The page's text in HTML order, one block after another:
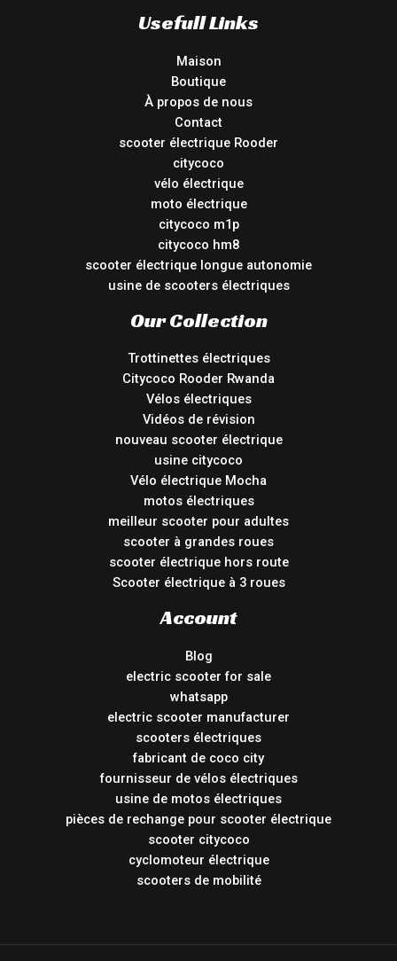
Usefull Links
Maison
Boutique
À propos de nous
Contact
scooter électrique Rooder
citycoco
vélo électrique
moto électrique
citycoco m1p
citycoco hm8
scooter électrique longue autonomie
usine de scooters électriques
Our Collection
Trottinettes électriques
Citycoco Rooder Rwanda
Vélos électriques
Vidéos de révision
nouveau scooter électrique
usine citycoco
Vélo électrique Mocha
motos électriques
meilleur scooter pour adultes
scooter à grandes roues
scooter électrique hors route
Scooter électrique à 3 roues
Account
Blog
electric scooter for sale
whatsapp
electric scooter manufacturer
scooters électriques
fabricant de coco city
fournisseur de vélos électriques
usine de motos électriques
pièces de rechange pour scooter électrique
scooter citycoco
cyclomoteur électrique
scooters de mobilité